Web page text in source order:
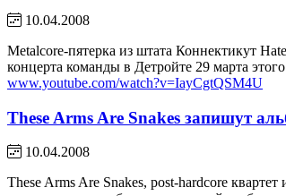
10.04.2008
Metalcore-пятерка из штата Коннектикут
концерта команды в Детройте 29 марта
www.youtube.com/watch?v=IayCgtQSM4U
These Arms Are Snakes запишут
10.04.2008
These Arms Are Snakes, post-hardcore